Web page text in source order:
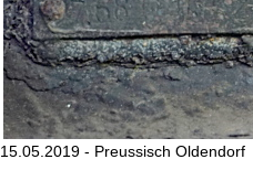
15.05.2019 - Preussisch Oldendorf